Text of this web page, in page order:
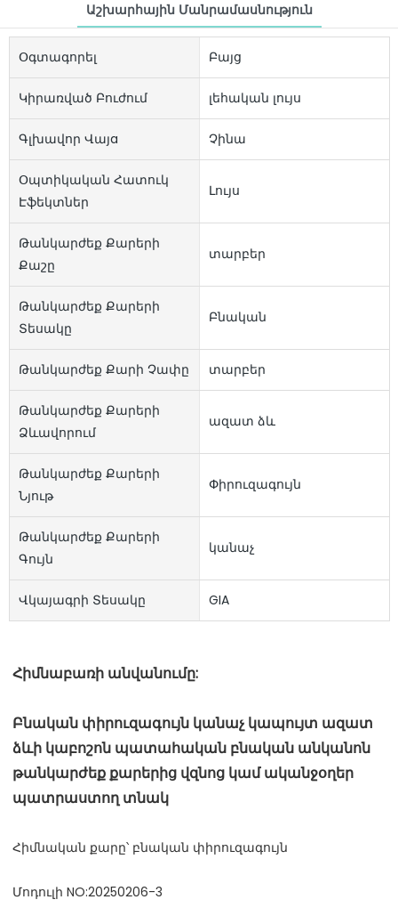
Աշխարհային Մանրամասնություն
Օգտագորել Բայց
Կիրառված Բուժում լեհական լույս
Գլխավոր Վայa Չինա
Օպտիկական Հատուկ
Էֆեկտներ
Լույս
Թանկարժեք Քարերի
Քաշը
տարբեր
Թանկարժեք Քարերի
Տեսակը
Բնական
Թանկարժեք Քարի Չափը տարբեր
Թանկարժեք Քարերի
Ձևավորում
ազատ ձև
Թանկարժեք Քարերի
Նյութ
Փիրուզագույն
Թանկարժեք Քարերի
Գույն
կանաչ
Վկայագրի Տեսակը GIA
Բնական փիրուզագույն կանաչ կապույտ ազատ
ձևի կաբոշոն պատահական բնական անկանոն
թանկարժեք քարերից վզնոց կամ ականջօղեր